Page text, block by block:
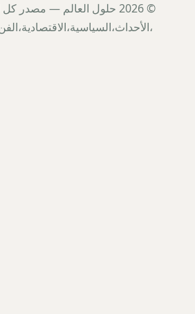
© 2026 حلول العالم — مصدر